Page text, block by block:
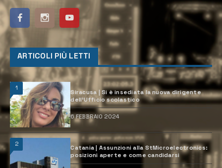
ARTICOLI PIÙ LETTI
1
Siracusa | Si è insediata la nuova dirigente
dell’Ufficio scolastico
6 FEBBRAIO 2024
2
Catania | Assunzioni alla StMicroelectronics:
posizioni aperte e come candidarsi